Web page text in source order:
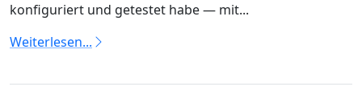
konfiguriert und getestet habe — mit...
Weiterlesen...